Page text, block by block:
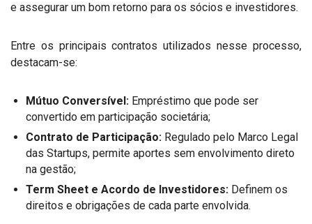
e assegurar um bom retorno para os sócios e investidores.
Entre os principais contratos utilizados nesse processo,
destacam-se:
Mútuo Conversível: Empréstimo que pode ser
convertido em participação societária;
Contrato de Participação: Regulado pelo Marco Legal
das Startups, permite aportes sem envolvimento direto
na gestão;
Term Sheet e Acordo de Investidores: Definem os
direitos e obrigações de cada parte envolvida.